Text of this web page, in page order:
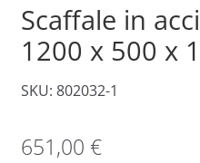
Scaffale in
1200 x 500 x
SKU: 802032-1
651,00 €